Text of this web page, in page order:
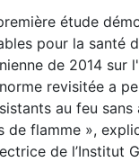
étude
pour la santé
de 2014 sur
revisitée a
au feu
de flamme »,
de l’Institut